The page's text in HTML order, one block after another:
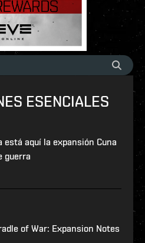
ESENCIALES
está aquí la expansión Cuna
guerra
of War: Expansion Notes